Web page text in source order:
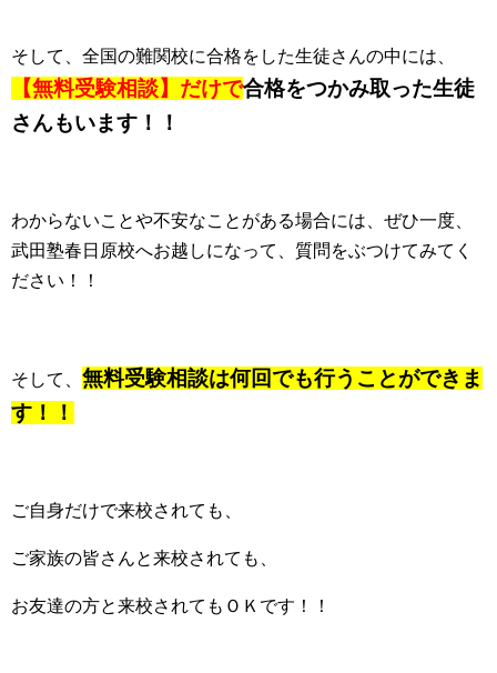
そして、全国の難関校に合格をした生徒さんの中には、
【無料受験相談】だけで合格をつかみ取った生徒
さんもいます！！
わからないことや不安なことがある場合には、ぜひ一度、
武田塾春日原校へお越しになって、質問をぶつけてみてく
ださい！！
そして、 無料受験相談は何回でも行うことができま
す！！
ご自身だけで来校されても、
ご家族の皆さんと来校されても、
お友達の方と来校されてもＯＫです！！